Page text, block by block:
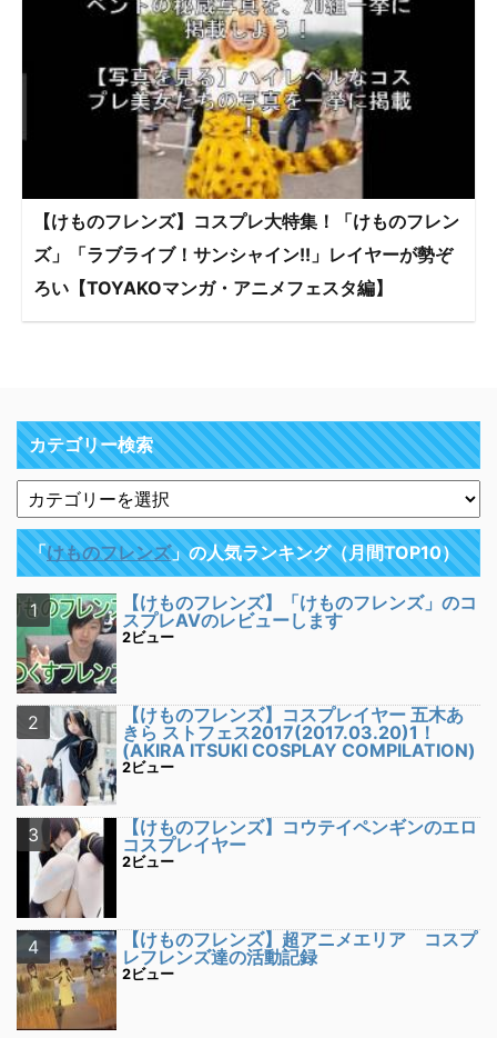
【けものフレンズ】コスプレ大特集！「けものフレン
ズ」「ラブライブ！サンシャイン!!」レイヤーが勢ぞ
ろい【TOYAKOマンガ・アニメフェスタ編】
カテゴリー検索
「けものフレンズ」の人気ランキング（月間TOP10）
【けものフレンズ】「けものフレンズ」のコ
スプレAVのレビューします
2ビュー
【けものフレンズ】コスプレイヤー 五木あ
きら ストフェス2017(2017.03.20)1！
(AKIRA ITSUKI COSPLAY COMPILATION)
2ビュー
【けものフレンズ】コウテイペンギンのエロ
コスプレイヤー
2ビュー
【けものフレンズ】超アニメエリア コスプ
レフレンズ達の活動記録
2ビュー